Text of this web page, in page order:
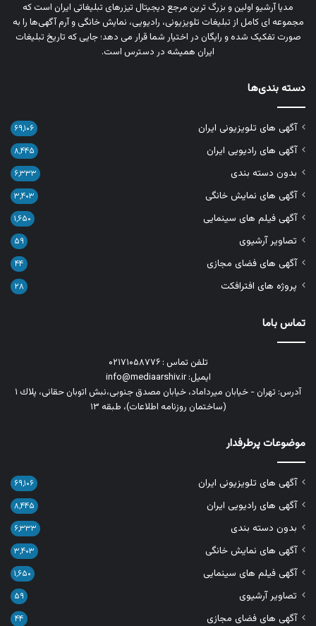
مدیا آرشیو اولین و بزرگ‌ ترین مرجع دیجیتال تیزرهای تبلیغاتی ایران است که
مجموعه‌ ای کامل از تبلیغات تلویزیونی، رادیویی، نمایش خانگی و آرم‌ آگهی‌ها را به‌
صورت تفکیک‌ شده و رایگان در اختیار شما قرار می‌ دهد؛ جایی که تاریخ تبلیغات
ایران همیشه در دسترس است.
دسته بندی‌ها
آگهی های تلویزیونی ایران ۶۹,۱۰۶
آگهی های رادیویی ایران ۸,۴۴۵
بدون دسته بندی ۶,۳۳۳
آگهی های نمایش خانگی ۳,۴۰۳
آگهی فیلم های سینمایی ۱,۶۵۰
تصاویر آرشیوی ۵۹
آگهی های فضای مجازی ۴۴
پروژه های افترافکت ۲۸
تماس باما
تلفن تماس : ۰۲۱۷۱۰۵۸۷۷۶
ایمیل: info@mediaarshiv.ir
آدرس: تهران - خیابان میرداماد، خیابان مصدق جنوبی،نبش اتوبان حقانی، پلاك ١
(ساختمان روزنامه اطلاعات)، طبقه ۱۳
موضوعات پرطرفدار
آگهی های تلویزیونی ایران ۶۹,۱۰۶
آگهی های رادیویی ایران ۸,۴۴۵
بدون دسته بندی ۶,۳۳۳
آگهی های نمایش خانگی ۳,۴۰۳
آگهی فیلم های سینمایی ۱,۶۵۰
تصاویر آرشیوی ۵۹
آگهی های فضای مجازی ۴۴